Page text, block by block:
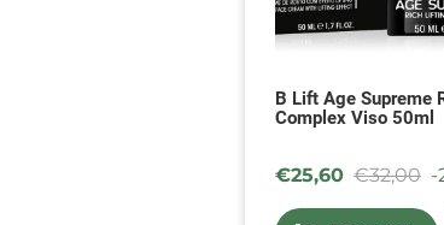
B Lift Age Supreme
Complex Viso 50ml
€25,60 €32,00 -